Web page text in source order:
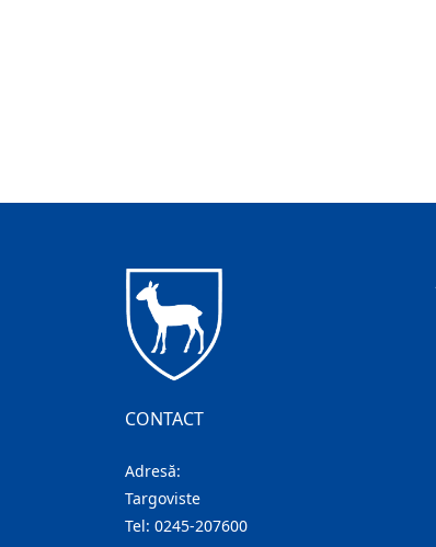
CONTACT
Adresă:
Targoviste
Tel: 0245-207600